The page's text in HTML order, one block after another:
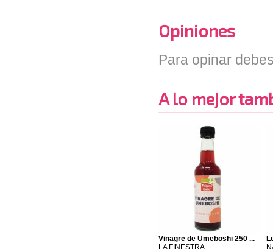
Opiniones
Para opinar
A lo mejor
Vinagre de Umeboshi 250 ...
LA FINESTRA